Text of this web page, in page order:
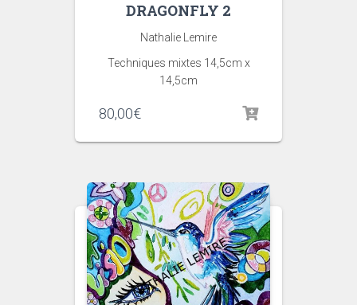
DRAGONFLY 2
Nathalie Lemire
Techniques mixtes 14,5cm x
14,5cm
80,00€